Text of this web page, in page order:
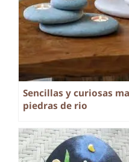
Sencillas y curiosas
piedras de rio